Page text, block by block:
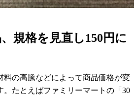
規格を見直し150円に
料の高騰などによって商品価格が変
。たとえばファミリーマートの「30